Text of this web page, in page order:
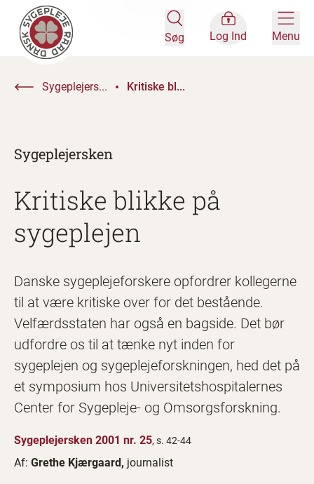
Søg Log Ind Menu
Sygeplejers... Kritiske bl...
Sygeplejersken
Kritiske blikke på
sygeplejen
Danske sygeplejeforskere opfordrer kollegerne
til at være kritiske over for det bestående.
Velfærdsstaten har også en bagside. Det bør
udfordre os til at tænke nyt inden for
sygeplejen og sygeplejeforskningen, hed det på
et symposium hos Universitetshospitalernes
Center for Sygepleje- og Omsorgsforskning.
Sygeplejersken 2001 nr. 25, s. 42-44
Af: Grethe Kjærgaard, journalist